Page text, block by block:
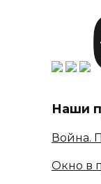
Наши
Война.
Окно в